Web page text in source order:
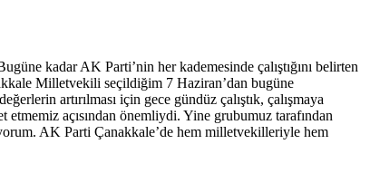
kadar AK Parti’nin her kademesinde çalıştığını belirten
Milletvekili seçildiğim 7 Haziran’dan bugüne
artırılması için gece gündüz çalıştık, çalışmaya
açısından önemliydi. Yine grubumuz tarafından
AK Parti Çanakkale’de hem milletvekilleriyle hem